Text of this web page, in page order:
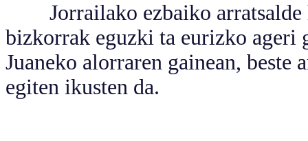
Jorrailako ezbaiko arratsalde
bizkorrak eguzki ta eurizko ageri
Juaneko alorraren gainean,
egiten ikusten da.